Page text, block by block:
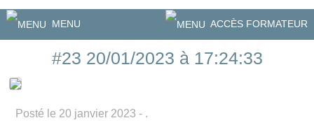
MENU ACCÈS FORMATEUR
#23 20/01/2023 à 17:24:33
Posté le 20 janvier 2023 - .